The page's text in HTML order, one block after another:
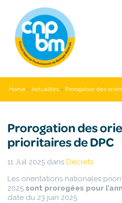
Home » Actualités » Prorogation des
Prorogation des
prioritaires de DPC
11 Juil 2025 dans Décrets
Les orientations nationales
2025 sont prorogées pour
date du 23 juin 2025.